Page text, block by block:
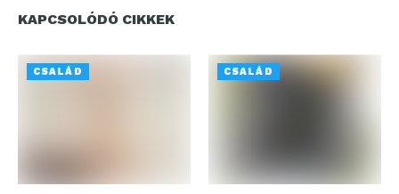
KAPCSOLÓDÓ CIKKEK
CSALÁD CSALÁD